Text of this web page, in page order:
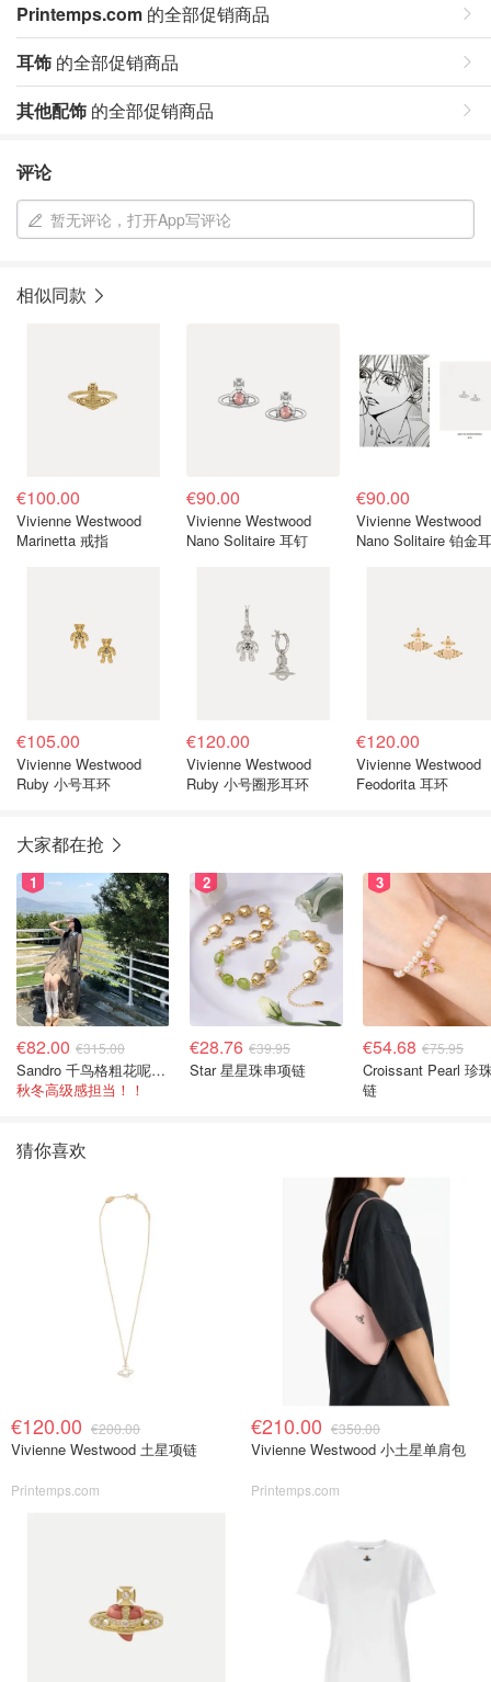
Printemps.com 的全部促销商品
耳饰 的全部促销商品
其他配饰 的全部促销商品
评论
暂无评论，打开App写评论
相似同款
€100.00
Vivienne Westwood
Marinetta 戒指
€90.00
Vivienne Westwood
Nano Solitaire 耳钉
€90.00
Vivienne Westwood
Nano Solitaire 铂金
€105.00
Vivienne Westwood
Ruby 小号耳环
€120.00
Vivienne Westwood
Ruby 小号圈形耳环
€120.00
Vivienne Westwood
Feodorita 耳环
大家都在抢
1
€82.00 €315.00
Sandro 千鸟格粗花呢连衣裙
秋冬高级感担当！！
2
€28.76 €39.95
Star 星星珠串项链
3
€54.68 €75.95
Croissant Pearl 珍
链
猜你喜欢
€120.00 €200.00
Vivienne Westwood 土星项链
Printemps.com
€210.00 €350.00
Vivienne Westwood 小土星单肩包
Printemps.com